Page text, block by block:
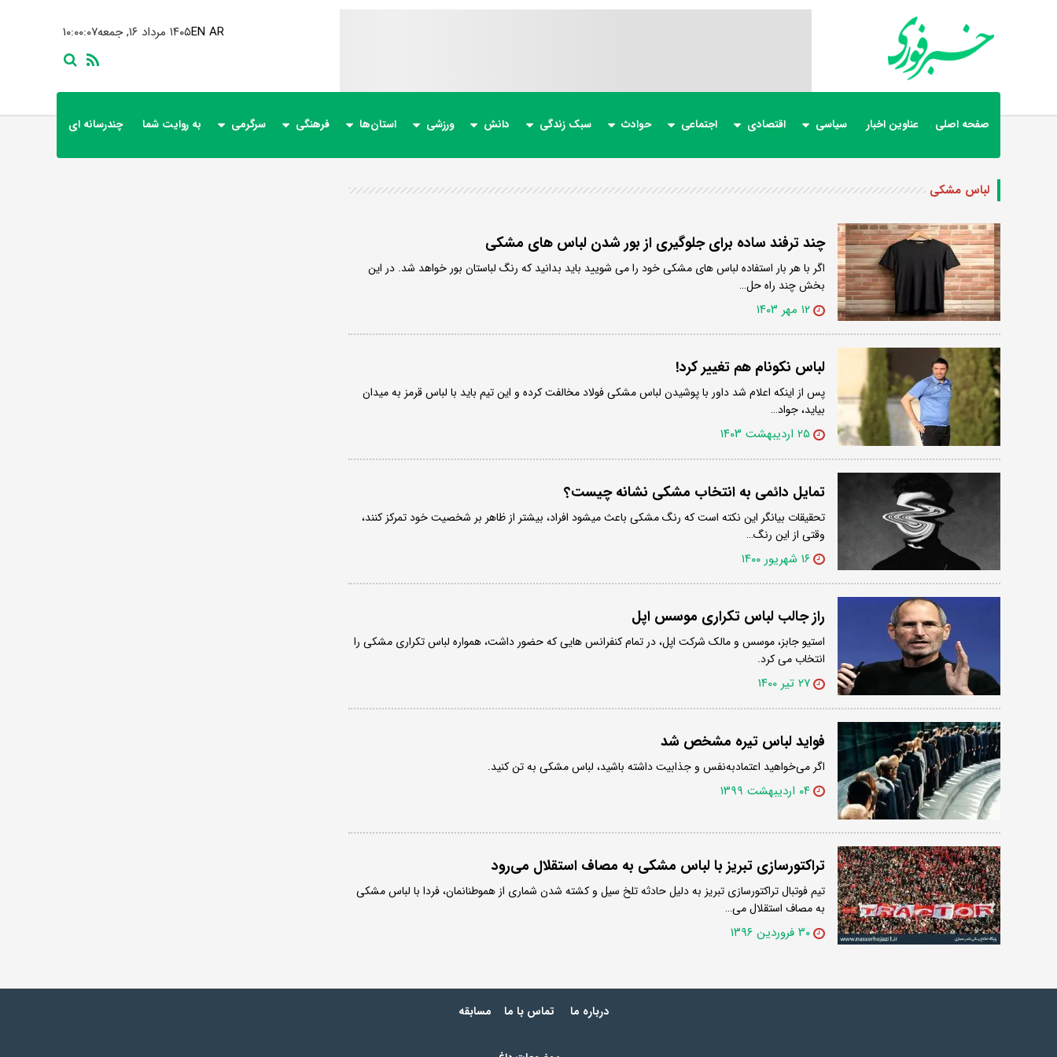
۱۰:۰۰:۰۸ ۱۴۰۵ مرداد ۱۶, جمعهEN AR
صفحه اصلی عناوین اخبار سیاسی اقتصادی اجتماعی حوادث سبک زندگی دانش ورزشی استان‌ها فرهنگی سرگرمی به روایت شما چندرسانه ای
لباس مشکی
چند ترفند ساده برای جلوگیری از بور شدن لباس های مشکی
اگر با هر بار استفاده لباس های مشکی خود را می شویید باید بدانید که رنگ لباستان بور خواهد شد. در این
بخش چند راه حل…
۱۲ مهر ۱۴۰۳
لباس نکونام هم تغییر کرد!
پس از اینکه اعلام شد داور با پوشیدن لباس مشکی فولاد مخالفت کرده و این تیم باید با لباس قرمز به میدان
بیاید، جواد…
۲۵ اردیبهشت ۱۴۰۳
تمایل دائمی به انتخاب مشکی نشانه چیست؟
تحقیقات بیانگر این نکته است که رنگ مشکی باعث میشود افراد، بیشتر از ظاهر بر شخصیت خود تمرکز کنند،
وقتی از این رنگ…
۱۶ شهریور ۱۴۰۰
راز جالب لباس تکراری موسس اپل
استیو جابز، موسس و مالک شرکت اپل، در تمام کنفرانس هایی که حضور داشت، همواره لباس تکراری مشکی را
انتخاب می کرد.
۲۷ تیر ۱۴۰۰
فواید لباس تیره مشخص شد
اگر می‌خواهید اعتمادبه‌نفس و جذابیت داشته باشید، لباس مشکی به تن کنید.
۰۴ اردیبهشت ۱۳۹۹
تراکتورسازی تبریز با لباس مشکی به مصاف استقلال می‌رود
تیم فوتبال تراکتورسازی تبریز به دلیل حادثه تلخ سیل و کشته شدن شماری از هموطنانمان، فردا با لباس مشکی
به مصاف استقلال می…
۳۰ فروردین ۱۳۹۶
درباره ما تماس با ما مسابقه